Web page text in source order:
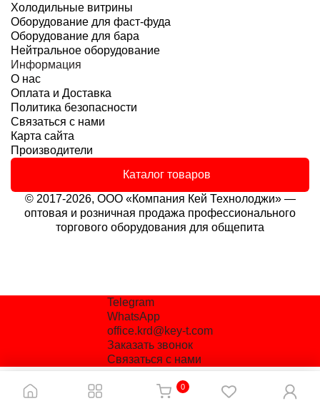
0
Холодильные витрины
Оборудование для фаст-фуда
Оборудование для бара
Нейтральное оборудование
Информация
О нас
Оплата и Доставка
Политика безопасности
Связаться с нами
Карта сайта
Производители
Каталог товаров
© 2017-2026, ООО «Компания Кей Технолоджи» —
оптовая и розничная продажа профессионального
торгового оборудования для общепита
Telegram
WhatsApp
office.krd@key-t.com
Заказать звонок
Связаться с нами